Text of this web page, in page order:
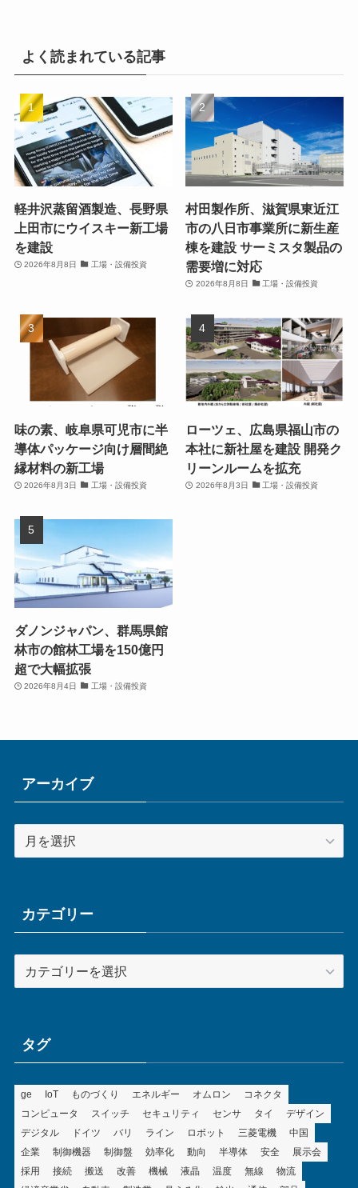
よく読まれている記事
軽井沢蒸留酒製造、長野県
上田市にウイスキー新工場
を建設
2026年8月8日 工場・設備投資
村田製作所、滋賀県東近江
市の八日市事業所に新生産
棟を建設 サーミスタ製品の
需要増に対応
2026年8月8日 工場・設備投資
味の素、岐阜県可児市に半
導体パッケージ向け層間絶
縁材料の新工場
2026年8月3日 工場・設備投資
ローツェ、広島県福山市の
本社に新社屋を建設 開発ク
リーンルームを拡充
2026年8月3日 工場・設備投資
ダノンジャパン、群馬県館
林市の館林工場を150億円
超で大幅拡張
2026年8月4日 工場・設備投資
アーカイブ
ー
ブカテゴリー
テ
ータグ
ge IoT ものづくり エネルギー オムロン
コネクタ
コンピュータ
スイッチ セキュリティ センサ タイ
デザイン
デジタル
ドイツ バリ ライン ロボット 三菱電機
中国
企業
制御機器 制御盤 効率化 動向 半導体 安全
展示会
採用
接続 搬送 改善 機械 液晶 温度 無線
物流